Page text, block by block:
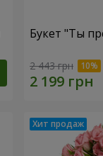
Букет "Ты
2 443 грн